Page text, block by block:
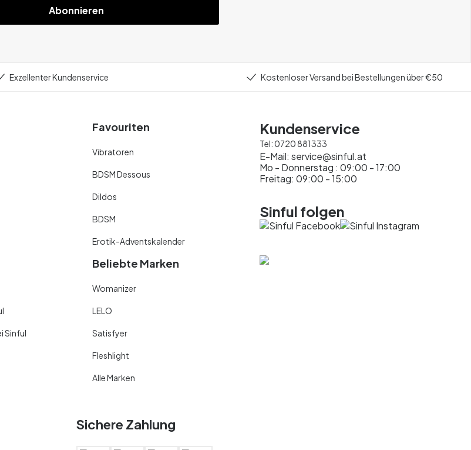
Abonnieren
Exzellenter Kundenservice Kostenloser Versand bei Bestellungen über €50
Sinful
Favouriten
Vibratoren
BDSM Dessous
Dildos
BDSM
Erotik-Adventskalender
Beliebte Marken
Womanizer
LELO
Satisfyer
Fleshlight
Alle Marken
Kundenservice
Tel:0720 881333
E-Mail: service@sinful.at
Mo - Donnerstag : 09:00 - 17:00
Freitag: 09:00 - 15:00
Sinful folgen
Sichere Zahlung